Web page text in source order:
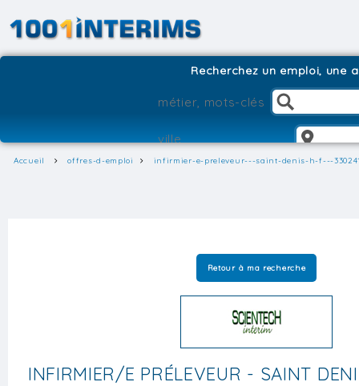
Recherchez un emploi, une
Accueil offres-d-emploi infirmier-e-preleveur---saint-denis-h-f---
Retour à ma recherche
INFIRMIER/E PRÉLEVEUR - SAINT